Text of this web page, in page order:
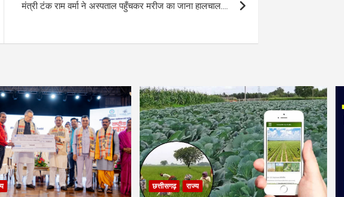
मंत्री टंक राम वर्मा ने अस्पताल पहुँचकर मरीज का जाना हालचाल….
छत्तीसगढ़ राज्य